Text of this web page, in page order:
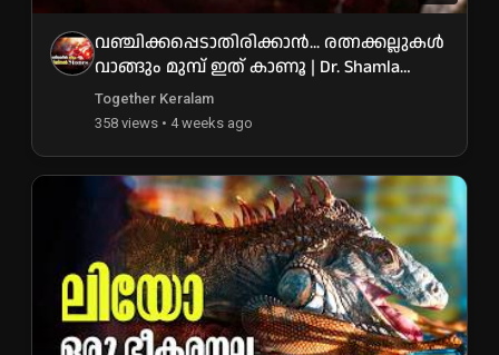
വഞ്ചിക്കപ്പെടാതിരിക്കാൻ... രത്നക്കല്ലുകൾ
വാങ്ങും മുമ്പ് ഇത് കാണൂ | Dr. Shamla
Haleem
Together Keralam
358 views • 4 weeks ago